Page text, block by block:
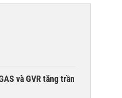
và GVR tăng trần